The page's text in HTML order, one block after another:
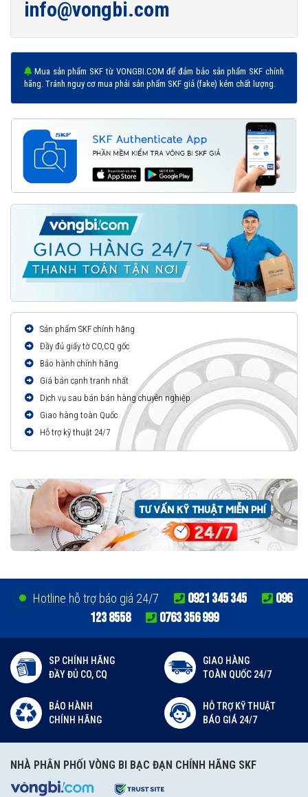
info@vongbi.com
Mua sản phẩm SKF từ VONGBI.COM để đảm bảo sản phẩm SKF chính
hãng. Tránh nguy cơ mua phải sản phẩm SKF giả (fake) kém chất lượng.
Sản phẩm SKF chính hãng
Đầy đủ giấy tờ CO,CQ gốc
Bảo hành chính hãng
Giá bán cạnh tranh nhất
Dịch vụ sau bán bán hàng chuyên nghiệp
Giao hàng toàn Quốc
Hỗ trợ kỹ thuật 24/7
Hotline hỗ trợ báo giá 24/7 0921 345 345
096
123 8558
0763 356 999
SP CHÍNH HÃNG
ĐẦY ĐỦ CO, CQ
GIAO HÀNG
TOÀN QUỐC 24/7
BẢO HÀNH
CHÍNH HÃNG
HỖ TRỢ KỸ THUẬT
BÁO GIÁ 24/7
NHÀ PHÂN PHỐI VÒNG BI BẠC ĐẠN CHÍNH HÃNG SKF